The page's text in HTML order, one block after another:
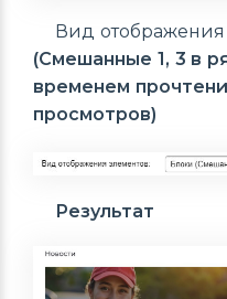
Вид
(Смешанные 1, 3 в
временем
просмотров)
Результат